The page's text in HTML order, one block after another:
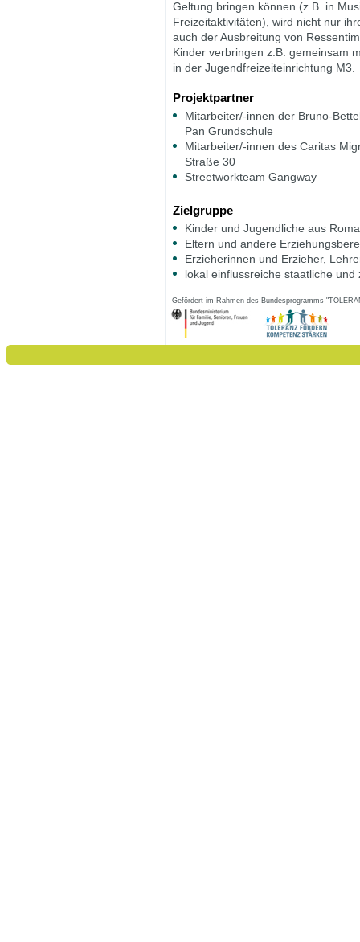
Geltung bringen können (z.B. in
Freizeitaktivitäten), wird nicht nur
auch der Ausbreitung von
Kinder verbringen z.B. gemeinsam
in der Jugendfreizeiteinrichtung M3.
Projektpartner
Mitarbeiter/-innen der Bruno-
Pan Grundschule
Mitarbeiter/-innen des Caritas
Straße 30
Streetworkteam Gangway
Zielgruppe
Kinder und Jugendliche aus
Eltern und andere
Erzieherinnen und Erzieher,
lokal einflussreiche staatliche
Gefördert im Rahmen des Bundesprogramms